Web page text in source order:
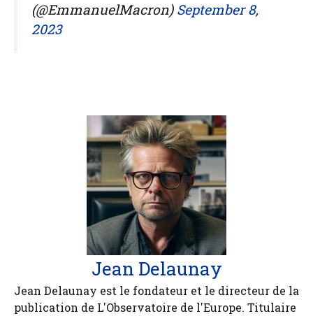
(@EmmanuelMacron) September 8,
2023
Jean Delaunay
Jean Delaunay est le fondateur et le directeur de la
publication de L'Observatoire de l'Europe. Titulaire